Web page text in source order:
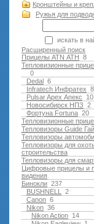
Кронштейны и
Ружья для
искать в
Расширенный поиск
8
Прицелы ATN АТН
Тепловизионные
0
6
Dedal
8
Infratech Инфратех
10
Pulsar Apex Апекс
2
Новосибирск НПЗ
20
Фортуна Fortuna
Тепловизионные
Тепловизоры Guide
Тепловизоры
Тепловизоры для
строительства
Тепловизоры для
Цифровые прицелы и
видения
237
Бинокли
2
BUSHNELL
6
Canon
36
Nikon
14
Nikon Action